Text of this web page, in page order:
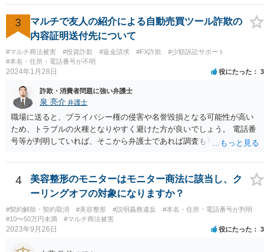
相殺は、本来文字通り過失のある当事者同士の損害の公平な分担調整
のための法制度であり、元来故意の不法行為の場合にはなじまないも
のというべきである。なぜなら、故意の不法行為は、加害者が悪意を
もって一方的に被害者に対して仕掛けるものであり、根本的に被害者
に生じた痛みをともに分け合うための基盤を欠く上、取引的不法行為
における加害者の故意は、通常、被害者の落ち度或いは弱み、不意、
らにつけ込むものであるから、被害者が加害者の思惑どおりに落ち度
等を示したからといって、これをもって被害者の過失と評価し、被害
者の加害者に対する損害賠償から被害者の落ち度等相当分を減額する
ことにすれば必ず不法行為の成果をその分確保することができること
になるが、そのような事態を容認することは、結果として、不法行為
るにも似て、明らかに正義と法の精神に反するからである。したがっ
て、故意の不法行為の場合、特段の事情がない限り、被害者の落ち度
等を過失と評価して損害額の減額事由とすることは許されない。」と
判示した。 （２）東京高等裁判所平成３０年５月２３日裁判例 裁判所
は、「故意ある不法行為（詐欺行為）に対する過失相殺の適用」につ
いて「本件のような故意による不法行為であって犯罪成立可能性すら
きである。・・・過失相殺は、当事者間の公平を図るため、損害賠償
3
マルチで友人の紹介による自動売買ツール詐欺の
内容証明送付先について
#マルチ商法被害 #投資詐欺 #返金請求 #FX詐欺
#少額訴訟サポート
#本名・住所・電話番号が不明
2024年1月28日 役にたった 3
詐欺・消費者問題に強い弁護士
泉 亮介 弁護士
職場に送ると、プライバシー権の侵害や名誉毀損となる可能性が高い
ため、トラブルの火種となりやすく避けた方が良いでしょう。 電話番
号等が判明していれば、そこから弁護士であれば調査も可能です。
4
美容整形のモニターはモニター商法に該当し、ク
ーリングオフの対象になりますか？
#契約解除・契約取消 #美容整形 #説明義務違反
#本名・住所・電話番号が判明
#10〜50万円未満
#マルチ商法被害
2023年9月26日 役にたった 3